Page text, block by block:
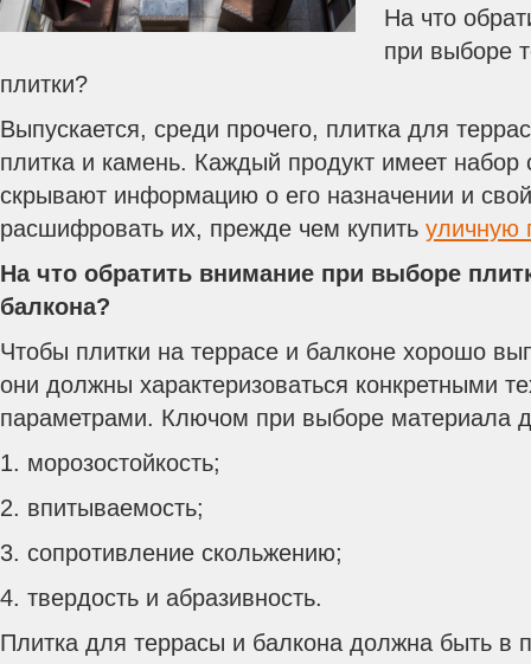
На что
при выборе
плитки?
Выпускается, среди прочего, плитка для
плитка и камень. Каждый продукт имеет набор
скрывают информацию о его назначении и
расшифровать их, прежде чем купить уличную
На что обратить внимание при выборе
балкона?
Чтобы плитки на террасе и балконе хорошо
они должны характеризоваться конкретными
параметрами. Ключом при выборе материала
1. морозостойкость;
2. впитываемость;
3. сопротивление скольжению;
4. твердость и абразивность.
Плитка для террасы и балкона должна быть в